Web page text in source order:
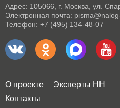
Адрес: 105066, г. Москва, ул.
Электронная почта:
Телефон: +7 (495) 134-48-07
О проекте
Эксперты НН
Контакты